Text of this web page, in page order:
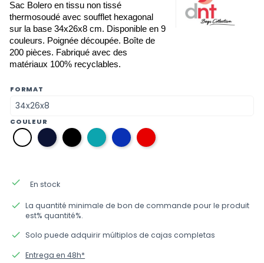
Sac Bolero en tissu non tissé
thermosoudé avec soufflet hexagonal
sur la base 34x26x8 cm. Disponible en 9
couleurs. Poignée découpée. Boîte de
200 pièces. Fabriqué avec des
matériaux 100% recyclables.
FORMAT
COULEUR
01
blanc
08
bleu
marine
12
noir
36
bleu
aigue-
34
bleu
électrique
09
rouge
done En stock
done La quantité minimale de bon de commande pour le produit
est% quantité%.
done Solo puede adquirir múltiplos de cajas completas
done Entrega en 48h*